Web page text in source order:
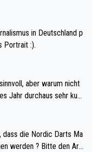
in Deutschland p
Portrait :).
aber warum nicht
des Weltmei
werden ? Bitte den Arti